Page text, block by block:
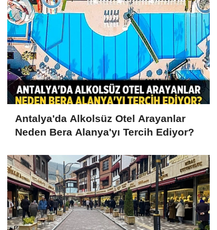
Antalya'da Alkolsüz Otel Arayanlar
Neden Bera Alanya'yı Tercih Ediyor?